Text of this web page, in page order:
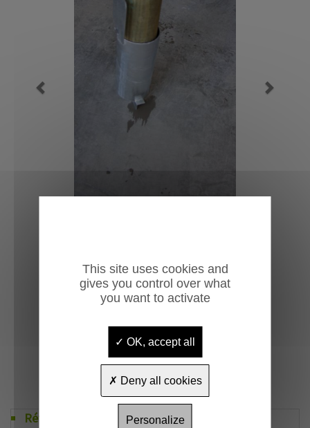
Références
This site uses cookies and
gives you control over what
you want to activate
OK, accept all
Deny all cookies
Personalize